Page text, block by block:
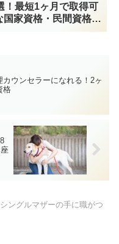
！最短1ヶ月で取得可
国家資格・民間資格完
カウンセラーになれる！2ヶ
格
シングルマザーの手に職がつ